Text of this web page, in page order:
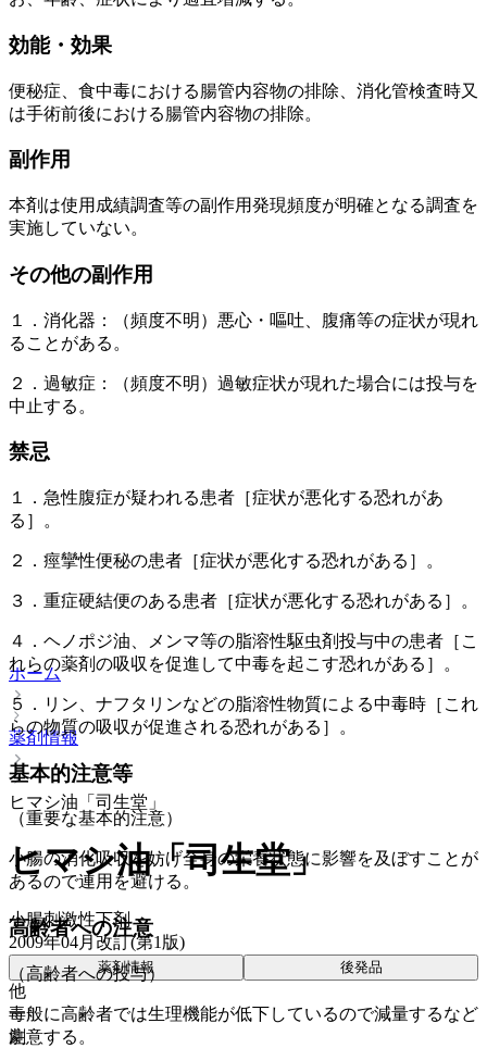
効能・効果
便秘症、食中毒における腸管内容物の排除、消化管検査時又
は手術前後における腸管内容物の排除。
副作用
本剤は使用成績調査等の副作用発現頻度が明確となる調査を
実施していない。
その他の副作用
１．消化器：（頻度不明）悪心・嘔吐、腹痛等の症状が現れ
ることがある。
２．過敏症：（頻度不明）過敏症状が現れた場合には投与を
中止する。
禁忌
１．急性腹症が疑われる患者［症状が悪化する恐れがあ
る］。
２．痙攣性便秘の患者［症状が悪化する恐れがある］。
３．重症硬結便のある患者［症状が悪化する恐れがある］。
４．ヘノポジ油、メンマ等の脂溶性駆虫剤投与中の患者［こ
れらの薬剤の吸収を促進して中毒を起こす恐れがある］。
５．リン、ナフタリンなどの脂溶性物質による中毒時［これ
らの物質の吸収が促進される恐れがある］。
基本的注意等
（重要な基本的注意）
小腸の消化吸収を妨げ全身の栄養状態に影響を及ぼすことが
あるので連用を避ける。
高齢者への注意
（高齢者への投与）
一般に高齢者では生理機能が低下しているので減量するなど
注意する。
ホーム
薬剤情報
ヒマシ油「司生堂」
ヒマシ油「司生堂」
小腸刺激性下剤
2009年04月改訂(第1版)
薬剤情報 後発品
他
毒
劇